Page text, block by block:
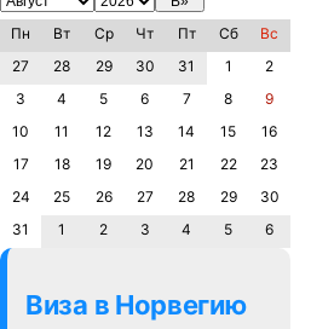
Пн Вт Ср Чт Пт Сб
Вс
27
28 29 30 31 1
2
3
4 5 6 7 8
9
10
11 12 13 14 15
16
17
18 19 20 21 22
23
24
25 26 27 28 29
30
31
1 2 3 4 5 6
Виза в Норвегию